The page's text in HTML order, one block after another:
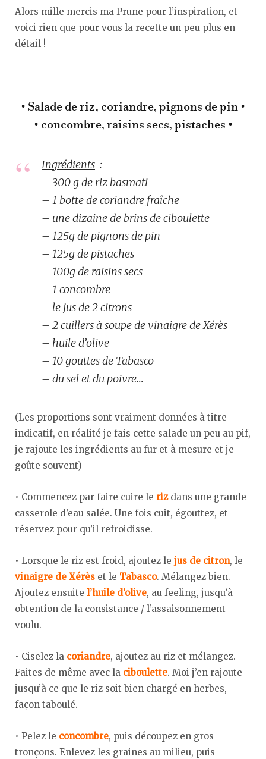
Alors mille mercis ma Prune pour l’inspiration, et
voici rien que pour vous la recette un peu plus en
détail !
• Salade de riz, coriandre, pignons de pin •
• concombre, raisins secs, pistaches •
Ingrédients :
– 300 g de riz basmati
– 1 botte de coriandre fraîche
– une dizaine de brins de ciboulette
– 125g de pignons de pin
– 125g de pistaches
– 100g de raisins secs
– 1 concombre
– le jus de 2 citrons
– 2 cuillers à soupe de vinaigre de Xérès
– huile d’olive
– 10 gouttes de Tabasco
– du sel et du poivre…
(Les proportions sont vraiment données à titre
indicatif, en réalité je fais cette salade un peu au pif,
je rajoute les ingrédients au fur et à mesure et je
goûte souvent)
• Commencez par faire cuire le rizdans une grande
casserole d’eau salée. Une fois cuit, égouttez, et
réservez pour qu’il refroidisse.
• Lorsque le riz est froid, ajoutez le jus de citron, le
vinaigre de Xérès et le Tabasco. Mélangez bien.
Ajoutez ensuite l’huile d’olive, au feeling, jusqu’à
obtention de la consistance / l’assaisonnement
voulu.
• Ciselez la coriandre, ajoutez au riz et mélangez.
Faites de même avec la ciboulette. Moi j’en rajoute
jusqu’à ce que le riz soit bien chargé en herbes,
façon taboulé.
• Pelez le concombre, puis découpez en gros
tronçons. Enlevez les graines au milieu, puis